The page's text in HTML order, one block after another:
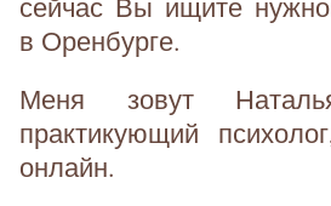
в Оренбурге.
Меня зовут
практикующий
онлайн.